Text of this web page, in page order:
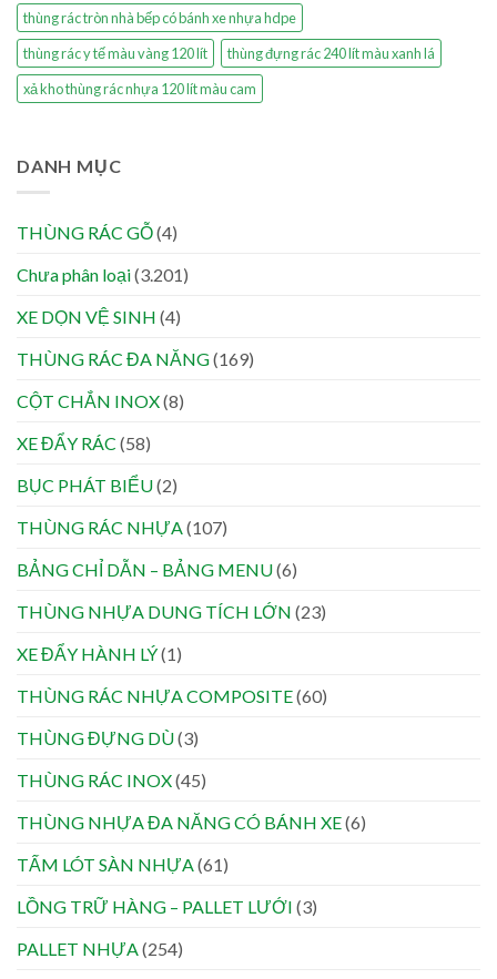
thùng rác tròn nhà bếp có bánh xe nhựa hdpe
thùng rác y tế màu vàng 120 lít
thùng đựng rác 240 lít màu xanh lá
xả kho thùng rác nhựa 120 lít màu cam
DANH MỤC
THÙNG RÁC GỖ(4)
Chưa phân loại(3.201)
XE DỌN VỆ SINH (4)
THÙNG RÁC ĐA NĂNG(169)
CỘT CHẮN INOX(8)
XE ĐẨY RÁC (58)
BỤC PHÁT BIỂU(2)
THÙNG RÁC NHỰA(107)
BẢNG CHỈ DẪN – BẢNG MENU(6)
THÙNG NHỰA DUNG TÍCH LỚN (23)
XE ĐẨY HÀNH LÝ(1)
THÙNG RÁC NHỰA COMPOSITE(60)
THÙNG ĐỰNG DÙ(3)
THÙNG RÁC INOX(45)
THÙNG NHỰA ĐA NĂNG CÓ BÁNH XE(6)
TẤM LÓT SÀN NHỰA(61)
LỒNG TRỮ HÀNG – PALLET LƯỚI (3)
PALLET NHỰA(254)